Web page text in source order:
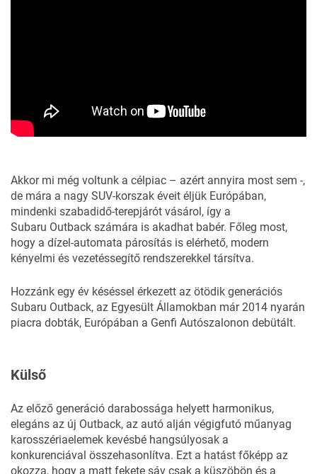
Akkor mi még voltunk a célpiac – azért annyira most sem -,
de mára a nagy SUV-korszak éveit éljük Európában,
mindenki szabadidő-terepjárót vásárol, így a
Subaru Outback számára is akadhat babér. Főleg most,
hogy a dízel-automata párosítás is elérhető, modern
kényelmi és vezetéssegítő rendszerekkel társítva.
Hozzánk egy év késéssel érkezett az ötödik generációs
Subaru Outback, az Egyesült Államokban már 2014 nyarán
piacra dobták, Európában a Genfi Autószalonon debütált.
Külső
Az előző generáció darabossága helyett harmonikus,
elegáns az új Outback, az autó alján végigfutó műanyag
karosszériaelemek kevésbé hangsúlyosak a
konkurenciával összehasonlítva. Ezt a hatást főképp az
okozza, hogy a matt fekete sáv csak a küszöbön és a